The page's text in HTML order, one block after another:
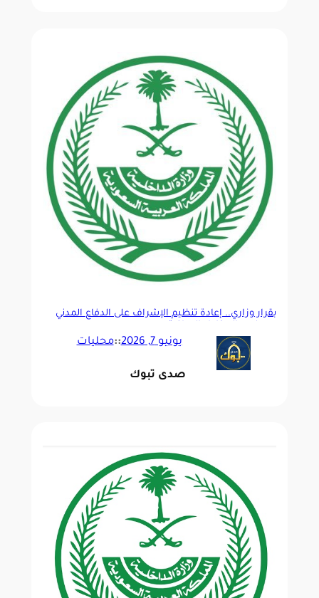
بقرار وزاري.. إعادة تنظيم الإشراف على الدفاع المدني
يونيو 7, 2026 ::محليات
صدى تبوك